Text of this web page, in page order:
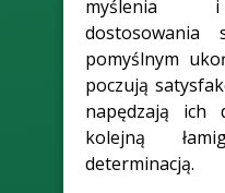
myślenia i
dostosowania
pomyślnym
poczują
napędzają ich
kolejną
determinacją.